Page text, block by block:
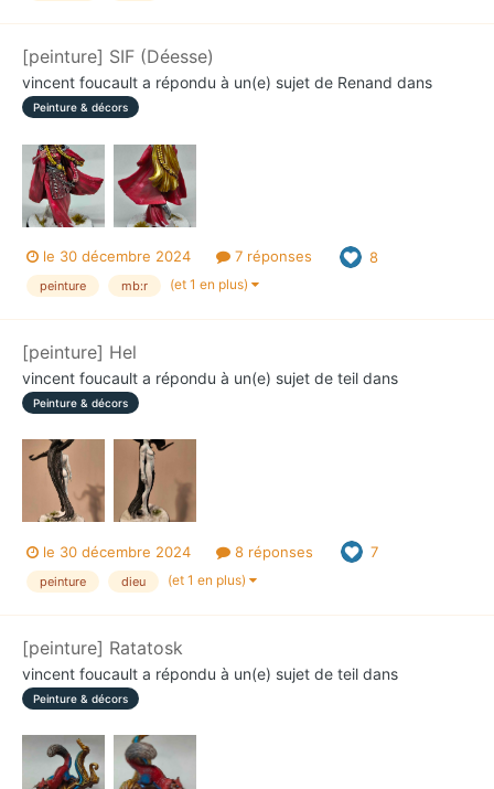
[peinture] SIF (Déesse)
vincent foucault a répondu à un(e) sujet de Renand dans
Peinture & décors
le 30 décembre 2024 7 réponses 8
peinture mb:r (et 1 en plus)
[peinture] Hel
vincent foucault a répondu à un(e) sujet de teil dans
Peinture & décors
le 30 décembre 2024 8 réponses 7
peinture dieu (et 1 en plus)
[peinture] Ratatosk
vincent foucault a répondu à un(e) sujet de teil dans
Peinture & décors